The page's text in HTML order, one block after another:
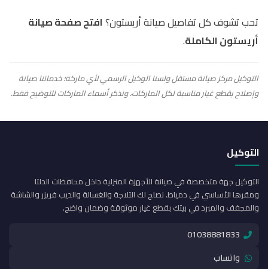
تحب تشوف كل تفاصيل صيانة أريستون؟افتح صفحة صيانة
أريستون الكاملة.
التوكيل مركز صيانة مستقل ولسنا الوكيل الرسمي لأي ماركة؛ خدماتنا صيانة
وإصلاح بقطع غيار مناسبة لكل الماركات، ونذكر أسماء الماركات للتوضيح فقط.
التوكيل
التوكيل جهة متخصصة في صيانة الأجهزة المنزلية داخل محافظات الدلتا
ومقرها الأساسي في دمياط. نصلح لك التلاجة والغسالة والديب فريزر والشاشة
والمجفف والمبرد في بيتك بقطع غيار موثوقة وضمان واضح.
01038881833
واتساب